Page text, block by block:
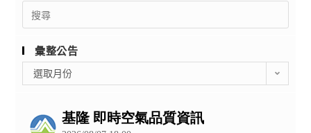
Search
for:
彙整公告
整
選取月份